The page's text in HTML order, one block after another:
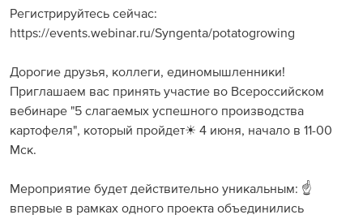
Регистрируйтесь сейчас:
https://events.webinar.ru/Syngenta/potatogrowing
Дорогие друзья, коллеги, единомышленники! ⠀
Приглашаем вас принять участие во Всероссийском
вебинаре "5 слагаемых успешного производства
картофеля", который пройдет☀ 4 июня, начало в 11-00
Мск.
Мероприятие будет действительно уникальным: ☝
впервые в рамках одного проекта объединились